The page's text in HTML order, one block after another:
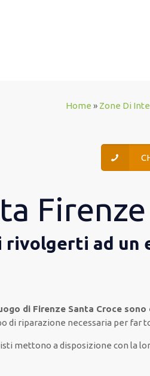
Home » Zone Di
rivolgerti ad un
di Firenze Santa Croce
di riparazione necessaria per far
mettono a disposizione con la